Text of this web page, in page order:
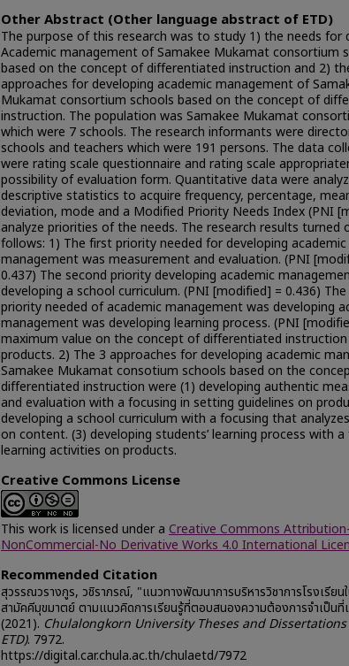
Other Abstract (Other language abstract of ETD)
The purpose of this research was to study 1) the needs for
Academic management of Samakee Mukamat consortium
based on the concept of differentiated instruction and 2)
approaches for developing academic management of
Mukamat consortium schools based on the concept of
instruction. The population was Samakee Mukamat
which were 7 schools. The research informants were
schools and teachers which were 191 persons. The data
were rating scale questionnaire and rating scale
possibility of evaluation form. Quantitative data were
descriptive statistics to acquire frequency, percentage,
deviation, mode and a Modified Priority Needs Index (PNI
analyze priorities of the needs. The research results turned
follows: 1) The first priority needed for developing academic
management was measurement and evaluation. (PNI
0.437) The second priority developing academic
developing a school curriculum. (PNI [modified] = 0.436)
priority needed of academic management was developing
management was developing learning process. (PNI
maximum value on the concept of differentiated instruction
products. 2) The 3 approaches for developing academic
Samakee Mukamat consotium schools based on the
differentiated instruction were (1) developing authentic
and evaluation with a focusing in setting guidelines on
developing a school curriculum with a focusing that
on content. (3) developing students’ learning process with a
learning activities on products.
Creative Commons License
This work is licensed under a Creative Commons Attribution-
NonCommercial-No Derivative Works 4.0 International
Recommended Citation
สุวรรณวรางกูร, วชิราภรณ์, "แนวทางพัฒนาการบริหารวิชาการโรงเรียน
สามัคคีมุขมาตย์ ตามแนวคิดการเรียนรู้ที่ตอบสนองความต้องการจำเป็น
(2021). Chulalongkorn University Theses and
ETD). 7972.
https://digital.car.chula.ac.th/chulaetd/7972